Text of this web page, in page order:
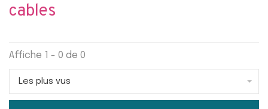
cables
Affiche 1 - 0 de 0
Les plus vus